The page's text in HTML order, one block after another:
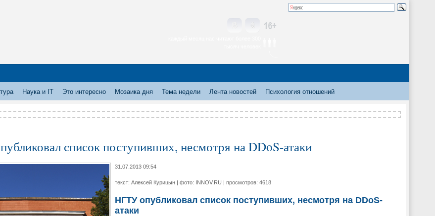
Наука и IT Это интересно Мозаика дня Тема недели Лента новостей Психология отношений
список поступивших, несмотря на DDoS-атаки
31.07.2013 09:54
текст: Алексей Курицын | фото: INNOV.RU | просмотров: 4618
НГТУ опубликовал список поступивших, несмотря на DDoS-
атаки